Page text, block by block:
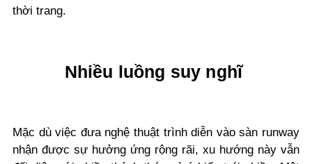
thời trang.
Nhiều luồng suy nghĩ
Mặc dù việc đưa nghệ thuật trình diễn vào sàn runway
nhận được sự hưởng ứng rộng rãi, xu hướng này vẫn